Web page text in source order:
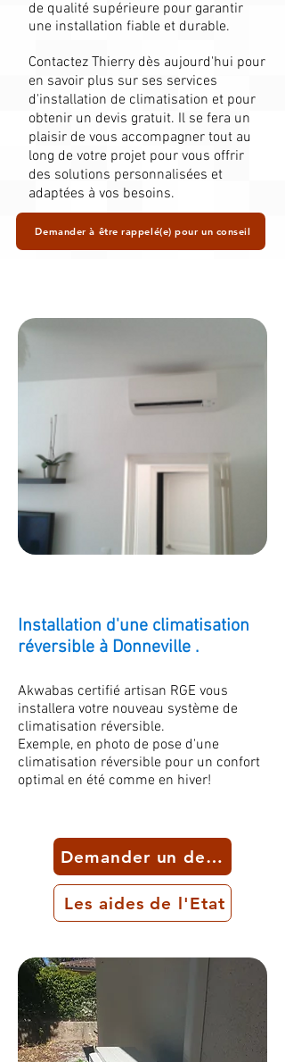
de qualité supérieure pour garantir
une installation fiable et durable.
Contactez Thierry dès aujourd'hui pour
en savoir plus sur ses services
d'installation de climatisation et pour
obtenir un devis gratuit. Il se fera un
plaisir de vous accompagner tout au
long de votre projet pour vous offrir
des solutions personnalisées et
adaptées à vos besoins.
Demander à être rappelé(e) pour un conseil
Installation d'une climatisation
réversible à Donneville .
Akwabas certifié artisan RGE vous
installera votre nouveau système de
climatisation réversible.
Exemple, en photo de pose d'une
climatisation réversible pour un confort
optimal en été comme en hiver!
Demander un devis
Les aides de l'Etat